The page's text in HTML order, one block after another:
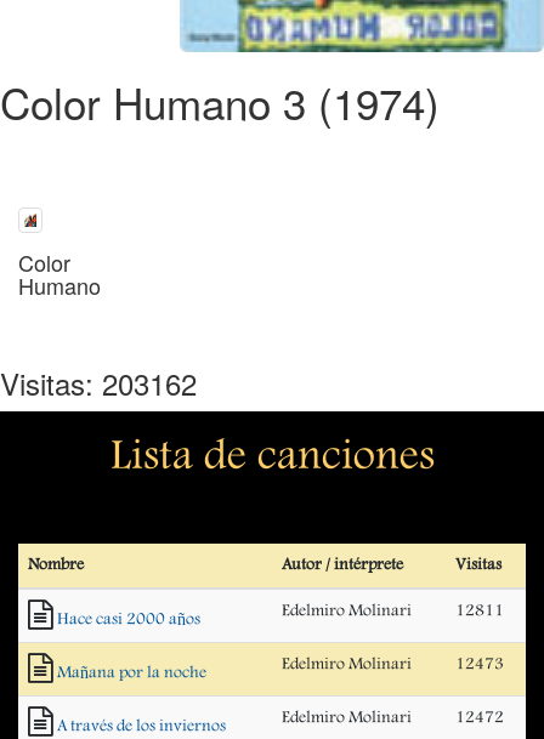
Color Humano 3 (1974)
Color
Humano
Visitas: 203162
Lista de canciones
Nombre Autor / intérprete Visitas
Hace casi 2000 años Edelmiro Molinari 12811
Mañana por la noche Edelmiro Molinari 12473
A través de los inviernos Edelmiro Molinari 12472